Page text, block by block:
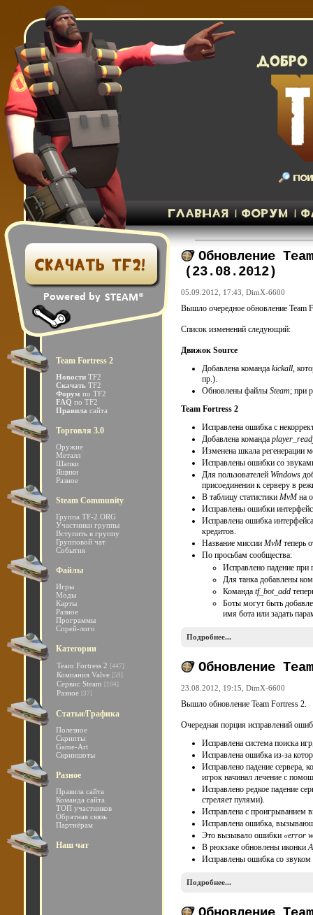
Обновление
(23.08.2012)
05.09.2012, 17:43, DimX-6600
Вышло очередное обновление Team
Список изменений следующий:
Движок Source
Добавлена команда kickall,
пр.).
Обновлены файлы Steam; при
Team Fortress 2
Исправлена ошибка с
Добавлена команда
Изменена шкала регенерации
Исправлены ошибки со
Для пользователей Windows
присоединении к серверу в
В таблицу статистики MvMна
Исправлены ошибки
Исправлена ошибка
кредитов.
Название миссии MvMтеперь
По просьбам сообщества:
Исправлено падение при
Для танка добавлены
Команда tf_bot_add
Боты могут быть
имя бота или задать
Подробнее...
Обновление
23.08.2012, 19:15, DimX-6600
Вышло обновление Team Fortress 2.
Очередная порция исправлений
Исправлена система поиска
Исправлена ошибка из-за
Исправлено падение сервера,
игрок начинал лечение с
Исправлено редкое падение
стреляет пулями).
Исправлена с проигрыванием
Исправлена ошибка,
Это вызывало ошибки «error
В рюкзаке обновлены иконки
Исправлены ошибка со
Подробнее...
Team Fortress 2
Новости TF2
Скачать TF2
Форум по TF2
FAQ по TF2
Правила сайта
Торговля 3.0
Оружие
Металл
Шапки
Ящики
Разное
Steam Community
Группа TF-2.ORG
Участники группы
Вступить в группу
Групповой чат
События
Файлы
Игры
Моды
Карты
Разное
Программы
Спрей-лого
Категории
Team Fortress 2 [447]
Компания Valve [59]
Сервис Steam [104]
Разное [37]
Статьи/Графика
Полезное
Скрипты
Game-Art
Скриншоты
Разное
Правила сайта
Команда сайта
ТОП участников
Обратная связь
Партнёрам
Наш чат